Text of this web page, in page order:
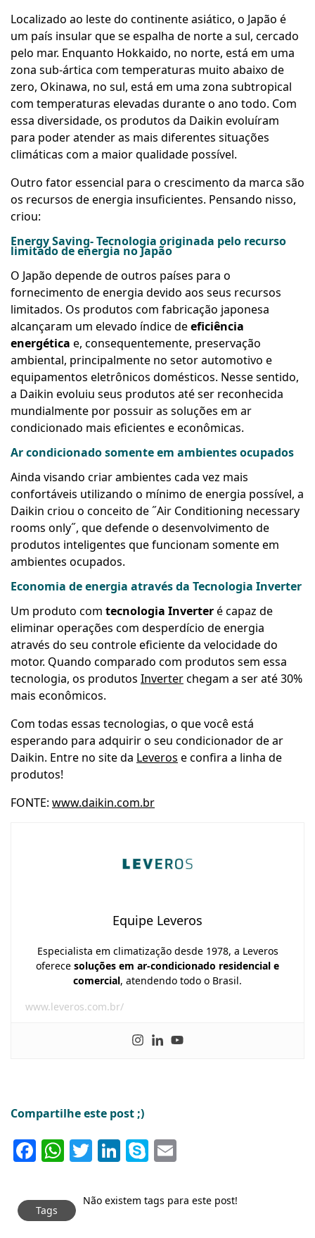
Localizado ao leste do continente asiático, o Japão é
um país insular que se espalha de norte a sul, cercado
pelo mar. Enquanto Hokkaido, no norte, está em uma
zona sub-ártica com temperaturas muito abaixo de
zero, Okinawa, no sul, está em uma zona subtropical
com temperaturas elevadas durante o ano todo. Com
essa diversidade, os produtos da Daikin evoluíram
para poder atender as mais diferentes situações
climáticas com a maior qualidade possível.
Outro fator essencial para o crescimento da marca são
os recursos de energia insuficientes. Pensando nisso,
criou:
Energy Saving- Tecnologia originada pelo recurso
limitado de energia no Japão
O Japão depende de outros países para o
fornecimento de energia devido aos seus recursos
limitados. Os produtos com fabricação japonesa
alcançaram um elevado índice deeficiência
energética e, consequentemente, preservação
ambiental, principalmente no setor automotivo e
equipamentos eletrônicos domésticos. Nesse sentido,
a Daikin evoluiu seus produtos até ser reconhecida
mundialmente por possuir as soluções em ar
condicionado mais eficientes e econômicas.
Ar condicionado somente em ambientes ocupados
Ainda visando criar ambientes cada vez mais
confortáveis utilizando o mínimo de energia possível, a
Daikin criou o conceito de ˝Air Conditioning necessary
rooms only˝, que defende o desenvolvimento de
produtos inteligentes que funcionam somente em
ambientes ocupados.
Economia de energia através da Tecnologia Inverter
Um produto com tecnologia Inverteré capaz de
eliminar operações com desperdício de energia
através do seu controle eficiente da velocidade do
motor. Quando comparado com produtos sem essa
tecnologia, os produtos Inverterchegam a ser até 30%
mais econômicos.
Com todas essas tecnologias, o que você está
esperando para adquirir o seu condicionador de ar
Daikin. Entre no site da Leveros e confira a linha de
produtos!
FONTE: www.daikin.com.br
Equipe Leveros
Especialista em climatização desde 1978, a Leveros
oferece soluções em ar-condicionado residencial e
comercial, atendendo todo o Brasil.
www.leveros.com.br/
Compartilhe este post ;)
Facebook
WhatsApp
Twitter
LinkedIn
Skype
Tags
Não existem tags para este post!